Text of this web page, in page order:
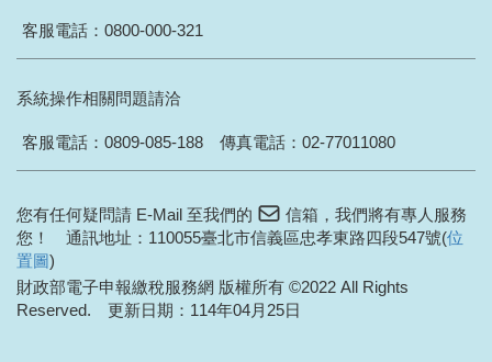
客服電話： 0800-000-321
系統操作相關問題請洽
客服電話： 0809-085-188 傳真電話：02-77011080
您有任何疑問請 E-Mail 至我們的 信箱 ，我們將有專人服務
您！ 通訊地址：110055臺北市信義區忠孝東路四段547號(位
置圖)
財政部電子申報繳稅服務網 版權所有 ©2022 All Rights
Reserved. 更新日期：114年04月25日